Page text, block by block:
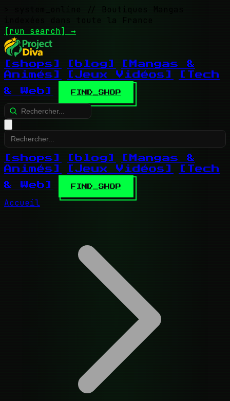
// Boutiques Mangas
indexées dans toute la France
[run search] →
[shops] [blog]
[Mangas &
Animés]
[Jeux Vidéos]
[Tech
& Web]
FIND_SHOP
[shops] [blog]
[Mangas &
Animés]
[Jeux Vidéos]
[Tech
& Web]
FIND_SHOP
Accueil